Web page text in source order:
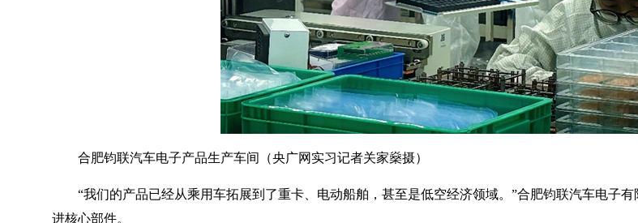
合肥钧联汽车电子产品生产车间（央广网实习记者关家燊摄）
“我们的产品已经从乘用车拓展到了重卡、电动船舶，甚至是低空经济领域。”合肥钧联汽车电子
进核心部件。